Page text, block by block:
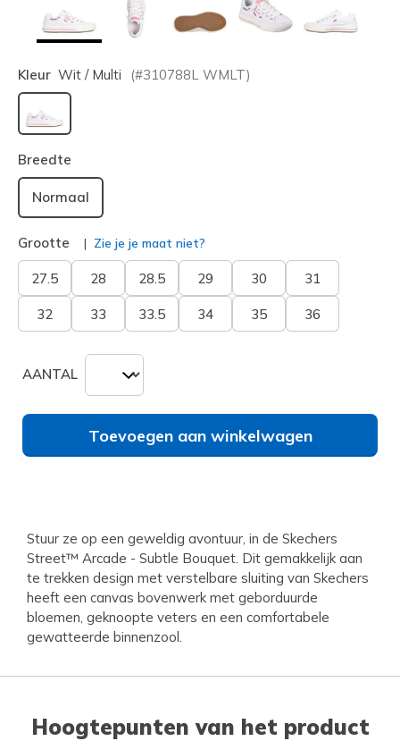
Kleur Wit / Multi (#310788L WMLT)
geselecteerd
Breedte
Normaal
Grootte Zie je je maat niet?
27.5 28 28.5 29 30 31
32 33 33.5 34 35 36
AANTAL
Toevoegen aan winkelwagen
Stuur ze op een geweldig avontuur, in de Skechers
Street™ Arcade - Subtle Bouquet. Dit gemakkelijk aan
te trekken design met verstelbare sluiting van Skechers
heeft een canvas bovenwerk met geborduurde
bloemen, geknoopte veters en een comfortabele
gewatteerde binnenzool.
Hoogtepunten van het product